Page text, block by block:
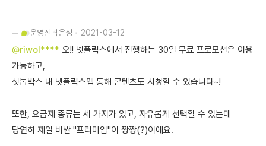
운영진곽은정 2021-03-12
@riwol**** 오!! 넷플릭스에서 진행하는 30일 무료 프로모션은 이용
가능하고,
셋톱박스 내 넷플릭스앱 통해 콘텐츠도 시청할 수 있습니다~!
또한, 요금제 종류는 세 가지가 있고, 자유롭게 선택할 수 있는데
당연히 제일 비싼 "프리미엄"이 짱짱(?)이에요.